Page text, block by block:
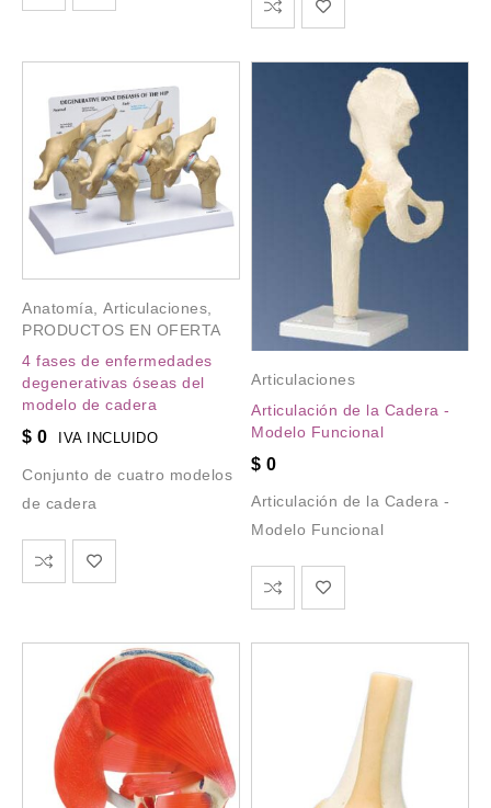
Anatomía Articulaciones
PRODUCTOS EN OFERTA
4 fases de enfermedades
degenerativas óseas del
modelo de cadera
$ 0 IVA INCLUIDO
Conjunto de cuatro modelos
de cadera
Articulaciones
Articulación de la Cadera -
Modelo Funcional
$ 0
Articulación de la Cadera -
Modelo Funcional